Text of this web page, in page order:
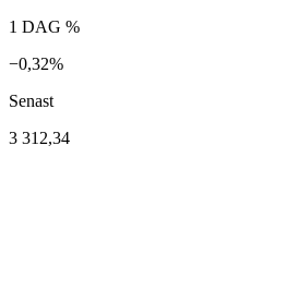
1 DAG %
−0,32%
Senast
3 312,34